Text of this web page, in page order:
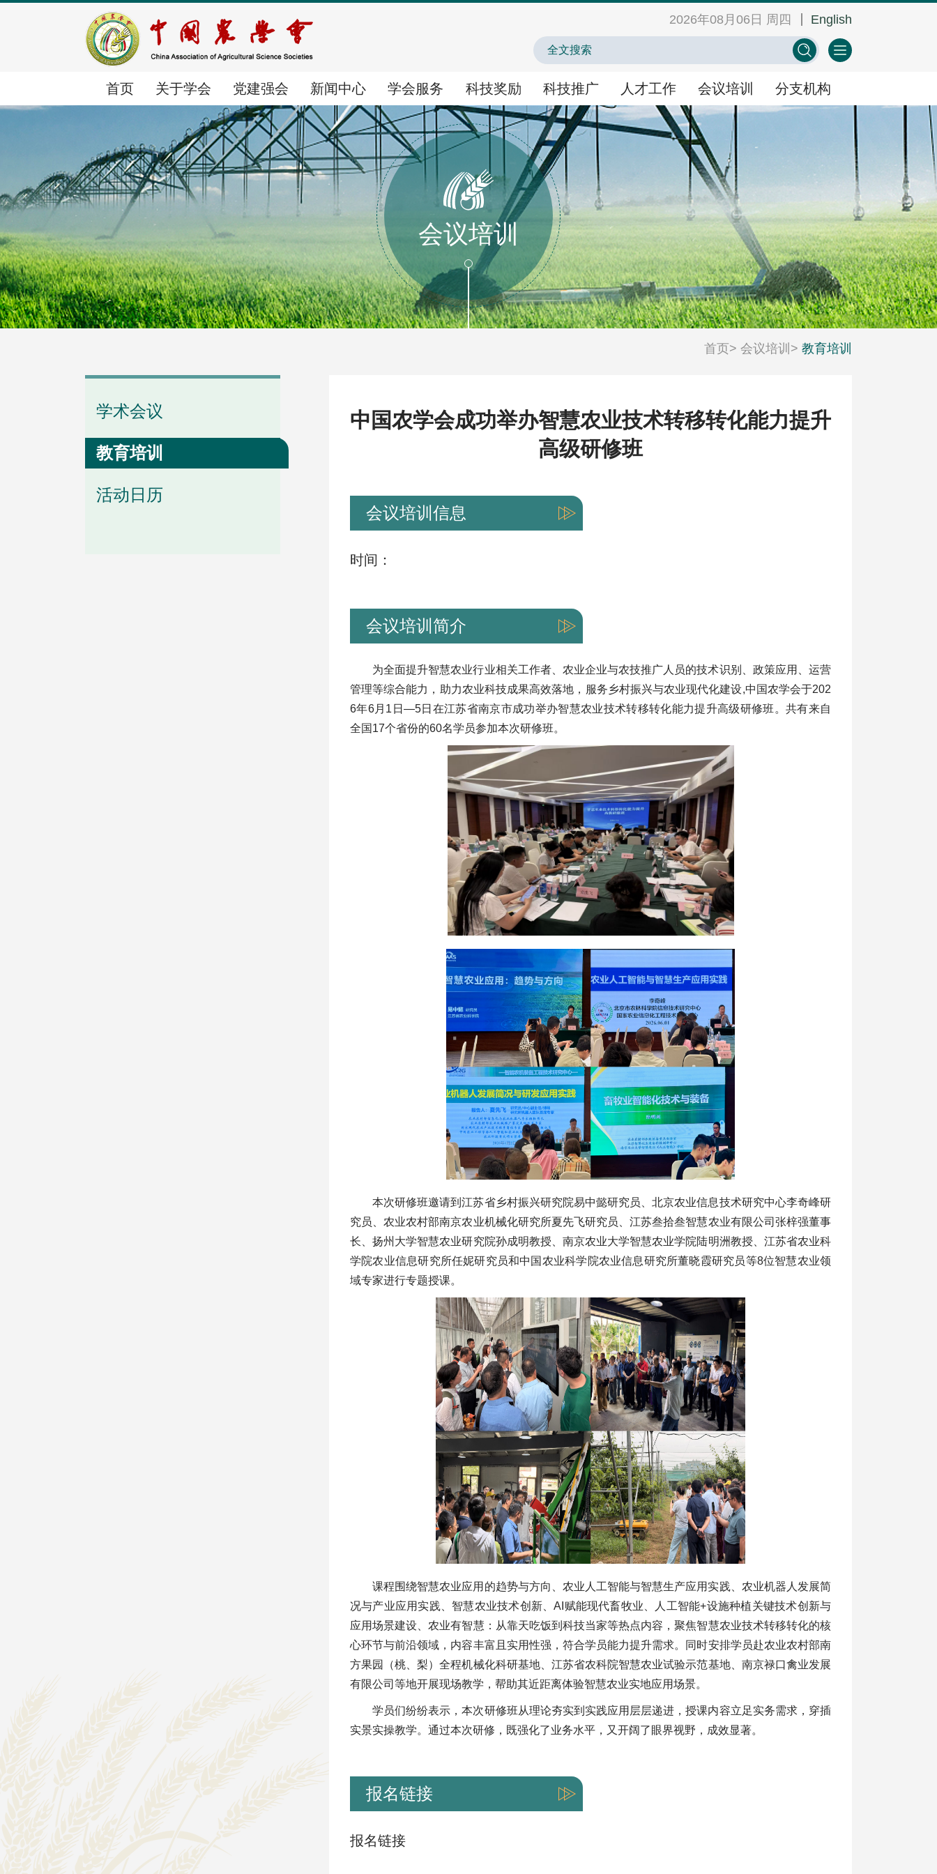
2026年08月06日 周四 English
首页 关于学会 党建强会 新闻中心 学会服务 科技奖励 科技推广 人才工作 会议培训 分支机构
中国农业农村人才网 中心学会门户网 EN
学会简介
组织体系
党建强会
党建动态
群团工作
新闻中心
时政要闻
学会要闻
学会服务
学术交流
智库咨询
团体标准
科技奖励
国家科学技术奖提名
神农中华农业科技奖
科技推广
农业新技术新产品新场景
农业主导品种主推技术
科学普及
人才工作
人才举荐
人才研修
科技工作者风采
会议培训
学术会议
教育培训
活动日历
会议培训
首页> 会议培训 > 教育培训
学术会议
教育培训
活动日历
中国农学会成功举办智慧农业技术转移转化能力提升
高级研修班
会议培训信息
时间：
会议培训简介
为全面提升智慧农业行业相关工作者、农业企业与农技推广人员的技术识别、政策应用、运营
管理等综合能力，助力农业科技成果高效落地，服务乡村振兴与农业现代化建设,中国农学会于202
6年6月1日—5日在江苏省南京市成功举办智慧农业技术转移转化能力提升高级研修班。共有来自
全国17个省份的60名学员参加本次研修班。
本次研修班邀请到江苏省乡村振兴研究院易中懿研究员、北京农业信息技术研究中心李奇峰研
究员、农业农村部南京农业机械化研究所夏先飞研究员、江苏叁拾叁智慧农业有限公司张梓强董事
长、扬州大学智慧农业研究院孙成明教授、南京农业大学智慧农业学院陆明洲教授、江苏省农业科
学院农业信息研究所任妮研究员和中国农业科学院农业信息研究所董晓霞研究员等8位智慧农业领
域专家进行专题授课。
课程围绕智慧农业应用的趋势与方向、农业人工智能与智慧生产应用实践、农业机器人发展简
况与产业应用实践、智慧农业技术创新、AI赋能现代畜牧业、人工智能+设施种植关键技术创新与
应用场景建设、农业有智慧：从靠天吃饭到科技当家等热点内容，聚焦智慧农业技术转移转化的核
心环节与前沿领域，内容丰富且实用性强，符合学员能力提升需求。同时安排学员赴农业农村部南
方果园（桃、梨）全程机械化科研基地、江苏省农科院智慧农业试验示范基地、南京禄口禽业发展
有限公司等地开展现场教学，帮助其近距离体验智慧农业实地应用场景。
学员们纷纷表示，本次研修班从理论夯实到实践应用层层递进，授课内容立足实务需求，穿插
实景实操教学。通过本次研修，既强化了业务水平，又开阔了眼界视野，成效显著。
报名链接
报名链接